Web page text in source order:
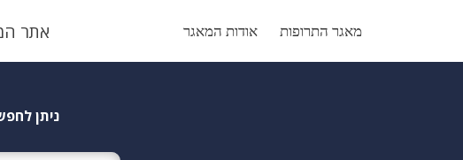
מאגר התרופות אודות המאגר אתר
ניתן